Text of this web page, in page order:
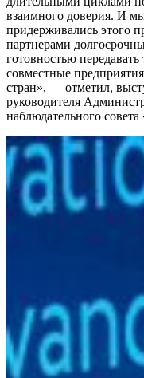
взаимного доверия. И
придерживались этого
партнерами
готовностью
совместные
стран», — отметил,
руководителя
наблюдательного